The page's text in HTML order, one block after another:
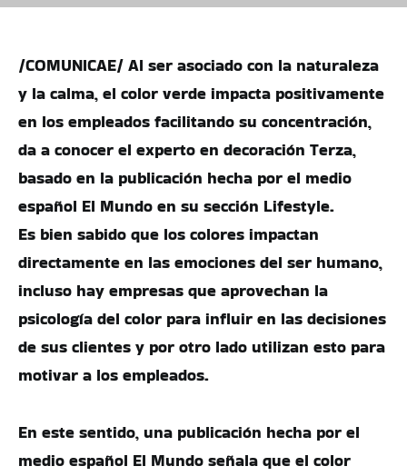
/COMUNICAE/ Al ser asociado con la naturaleza
y la calma, el color verde impacta positivamente
en los empleados facilitando su concentración,
da a conocer el experto en decoración Terza,
basado en la publicación hecha por el medio
español El Mundo en su sección Lifestyle.
Es bien sabido que los colores impactan
directamente en las emociones del ser humano,
incluso hay empresas que aprovechan la
psicología del color para influir en las decisiones
de sus clientes y por otro lado utilizan esto para
motivar a los empleados.
En este sentido, una publicación hecha por el
medio español El Mundo señala que el color